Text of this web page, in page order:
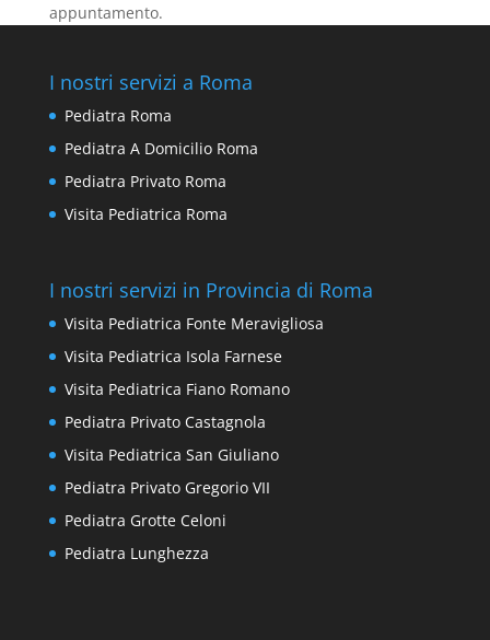
appuntamento.
I nostri servizi a Roma
Pediatra Roma
Pediatra A Domicilio Roma
Pediatra Privato Roma
Visita Pediatrica Roma
I nostri servizi in Provincia di Roma
Visita Pediatrica Fonte Meravigliosa
Visita Pediatrica Isola Farnese
Visita Pediatrica Fiano Romano
Pediatra Privato Castagnola
Visita Pediatrica San Giuliano
Pediatra Privato Gregorio VII
Pediatra Grotte Celoni
Pediatra Lunghezza